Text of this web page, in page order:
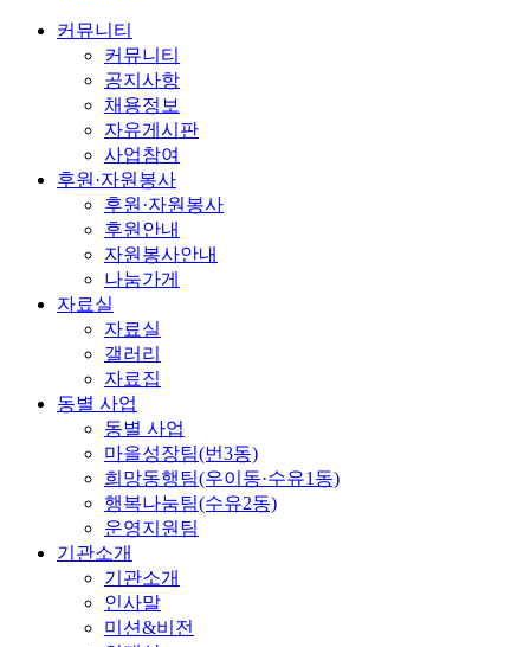
커뮤니티
커뮤니티
공지사항
채용정보
자유게시판
사업참여
후원·자원봉사
후원·자원봉사
후원안내
자원봉사안내
나눔가게
자료실
자료실
갤러리
자료집
동별 사업
동별 사업
마을성장팀(번3동)
희망동행팀(우이동·수유1동)
행복나눔팀(수유2동)
운영지원팀
기관소개
기관소개
인사말
미션&비전